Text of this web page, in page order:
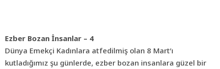
Ezber Bozan İnsanlar – 4
Dünya Emekçi Kadınlara atfedilmiş olan 8 Mart’ı
kutladığımız şu günlerde, ezber bozan insanlara güzel bir